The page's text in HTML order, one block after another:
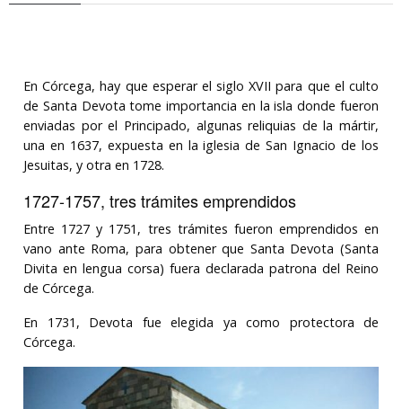
En Córcega, hay que esperar el siglo XVII para que el culto
de Santa Devota tome importancia en la isla donde fueron
enviadas por el Principado, algunas reliquias de la mártir,
una en 1637, expuesta en la iglesia de San Ignacio de los
Jesuitas, y otra en 1728.
1727-1757, tres trámites emprendidos
Entre 1727 y 1751, tres trámites fueron emprendidos en
vano ante Roma, para obtener que Santa Devota (Santa
Divita en lengua corsa) fuera declarada patrona del Reino
de Córcega.
En 1731, Devota fue elegida ya como protectora de
Córcega.